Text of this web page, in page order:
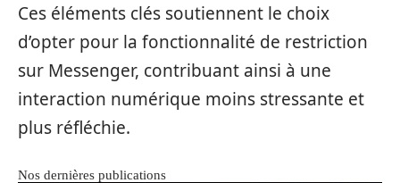
Ces éléments clés soutiennent le choix
d’opter pour la fonctionnalité de restriction
sur Messenger, contribuant ainsi à une
interaction numérique moins stressante et
plus réfléchie.
Nos dernières publications